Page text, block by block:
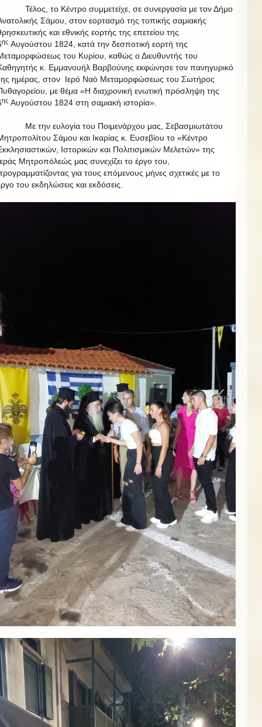
το Κέντρο συμμετείχε, σε συνεργασία με τον Δήμο
Σάμου, στον εορτασμό της τοπικής σαμιακής
και εθνικής εορτής της επετείου της
ης Αυγούστου 1824, κατά την δεσποτική εορτή της
του Κυρίου, καθώς ο Διευθυντής του
κ. Εμμανουήλ Βαρβούνης εκφώνησε τον πανηγυρικό
ημέρας, στον Ιερό Ναό Μεταμορφώσεως του Σωτήρος
με θέμα «Η διαχρονική ενωτική πρόσληψη της
ης Αυγούστου 1824 στη σαμιακή ιστορία».
την ευλογία του Ποιμενάρχου μας, Σεβασμιωτάτου
Σάμου και Ικαρίας κ. Ευσεβίου το «Κέντρο
Ιστορικών και Πολιτισμικών Μελετών» της
Μητροπόλεώς μας συνεχίζει το έργο του,
για τους επόμενους μήνες σχετικές με το
του εκδηλώσεις και εκδόσεις.